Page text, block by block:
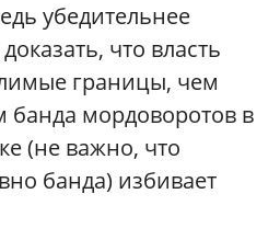
убедительнее
что власть
границы, чем
банда мордоворотов в
(не важно, что
банда) избивает